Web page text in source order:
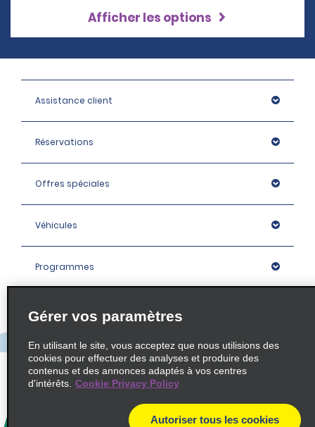
Afficher les options
Assistance client
Réservations
Offres spéciales
Véhicules
Programmes
Entreprise
Agences
Policies / Sitemap
Gérer vos paramètres
En utilisant le site, vous acceptez que nous utilisions des
cookies pour effectuer des analyses et produire des
contenus et des annonces adaptés à vos centres
d'intérêts. Cookie Privacy Policy
Autoriser tous les cookies